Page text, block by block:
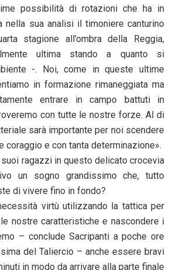
possibilità di rotazioni che ha in
nella sua analisi il timoniere canturino
stagione all’ombra della Reggia,
ultima stando a quanto si
-. Noi, come in queste ultime
in formazione rimaneggiata ma
entrare in campo battuti in
con tutte le nostre forze. Al di
sarà importante per noi scendere
coraggio e con tanta determinazione».
ragazzi in questo delicato crocevia
un sogno grandissimo che, tutto
di vivere fino in fondo?
virtù utilizzando la tattica per
nostre caratteristiche e nascondere i
– conclude Sacripanti a poche ore
del Taliercio – anche essere bravi
in modo da arrivare alla parte finale